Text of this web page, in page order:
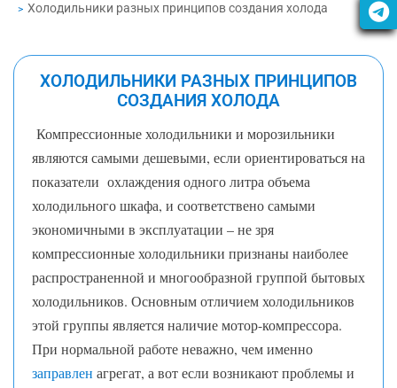
Холодильники разных принципов создания холода
ХОЛОДИЛЬНИКИ РАЗНЫХ ПРИНЦИПОВ
СОЗДАНИЯ ХОЛОДА
Компрессионные холодильники и морозильники
являются самыми дешевыми, если ориентироваться на
показатели охлаждения одного литра объема
холодильного шкафа, и соответствено самыми
экономичными в эксплуатации – не зря
компрессионные холодильники признаны наиболее
распространенной и многообразной группой бытовых
холодильников. Основным отличием холодильников
этой группы является наличие мотор-компрессора.
При нормальной работе неважно, чем именно
заправлен агрегат, а вот если возникают проблемы и